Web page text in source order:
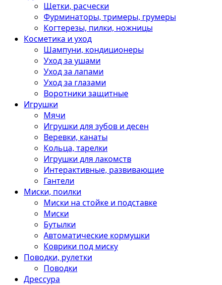
Щетки, расчески
Фурминаторы, тримеры, грумеры
Когтерезы, пилки, ножницы
Косметика и уход
Шампуни, кондиционеры
Уход за ушами
Уход за лапами
Уход за глазами
Воротники защитные
Игрушки
Мячи
Игрушки для зубов и десен
Веревки, канаты
Кольца, тарелки
Игрушки для лакомств
Интерактивные, развивающие
Гантели
Миски, поилки
Миски на стойке и подставке
Миски
Бутылки
Автоматические кормушки
Коврики под миску
Поводки, рулетки
Поводки
Дрессура